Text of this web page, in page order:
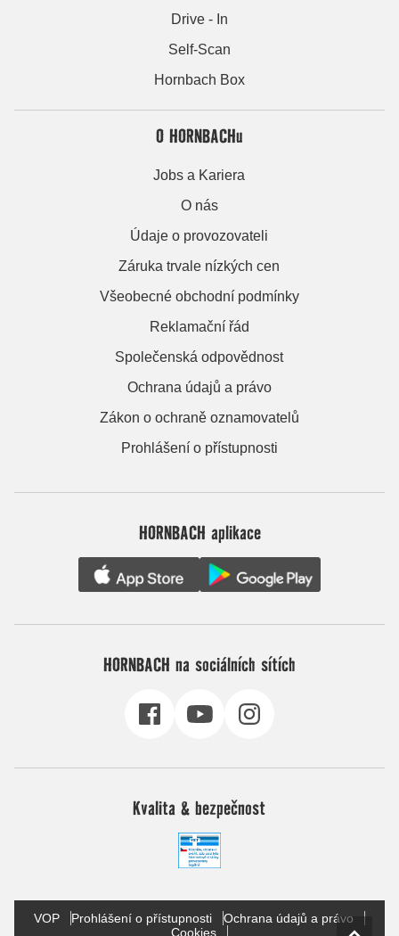
Drive - In
Self-Scan
Hornbach Box
O HORNBACHu
Jobs a Kariera
O nás
Údaje o provozovateli
Záruka trvale nízkých cen
Všeobecné obchodní podmínky
Reklamační řád
Společenská odpovědnost
Ochrana údajů a právo
Zákon o ochraně oznamovatelů
Prohlášení o přístupnosti
HORNBACH aplikace
HORNBACH na sociálních sítích
Kvalita & bezpečnost
VOP Prohlášení o přístupnosti
Ochrana údajů a právo
Cookies